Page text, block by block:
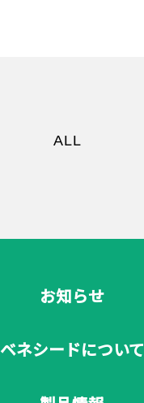
ALL
お知らせ
ベネシードについて